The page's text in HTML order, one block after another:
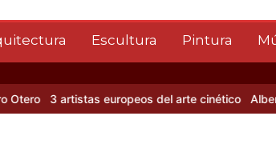
Escultura Pintura
3 artistas europeos del arte cinético Albert